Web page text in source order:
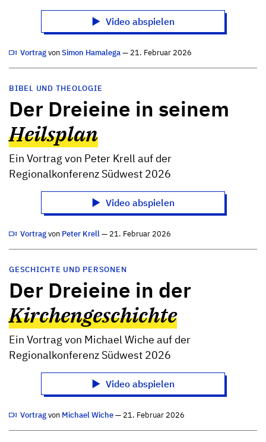
Video abspielen
VortragvonSimon Hamalega— 21. Februar 2026
BIBEL UND THEOLOGIE
Der Dreieine in seinem
Heilsplan
Ein Vortrag von Peter Krell auf der
Regionalkonferenz Südwest 2026
Video abspielen
Vortragvon Peter Krell— 21. Februar 2026
GESCHICHTE UND PERSONEN
Der Dreieine in der
Kirchengeschichte
Ein Vortrag von Michael Wiche auf der
Regionalkonferenz Südwest 2026
Video abspielen
Vortragvon Michael Wiche— 21. Februar 2026